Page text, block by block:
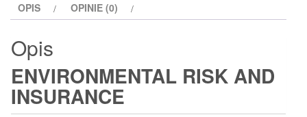
OPIS OPINIE (0)
Opis
ENVIRONMENTAL RISK AND
INSURANCE